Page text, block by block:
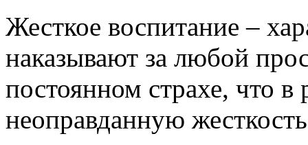
Жесткое воспитание –
наказывают за любой
постоянном страхе, что в
неоправданную